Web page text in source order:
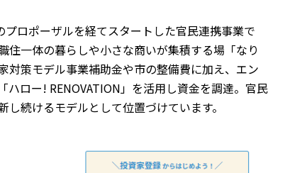
ロポーザルを経てスタートした官民連携事業で
一体の暮らしや小さな商いが集積する場「なり
対策モデル事業補助金や市の整備費に加え、エン
ロー! RENOVATION」を活用し資金を調達。官民
続けるモデルとして位置づけています。